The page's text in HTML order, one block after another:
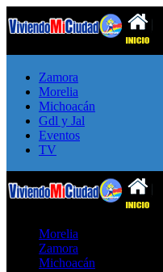
Zamora
Morelia
Michoacán
Gdl y Jal
Eventos
TV
Morelia
Zamora
Michoacán